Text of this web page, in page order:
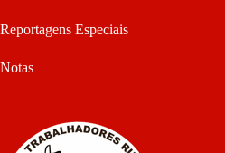
Reportagens Especiais
Notas